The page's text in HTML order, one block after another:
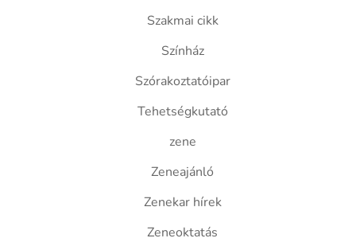
Szakmai cikk
Színház
Szórakoztatóipar
Tehetségkutató
zene
Zeneajánló
Zenekar hírek
Zeneoktatás